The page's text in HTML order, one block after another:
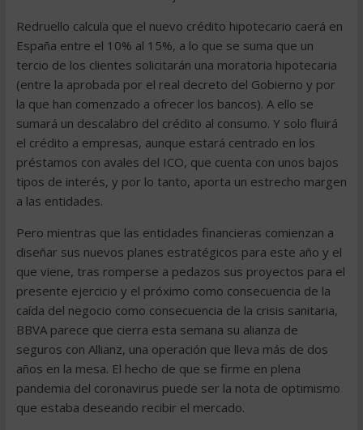
Redruello calcula que el nuevo crédito hipotecario caerá en
España entre el 10% al 15%, a lo que se suma que un
tercio de los clientes solicitarán una moratoria hipotecaria
(entre la aprobada por el real decreto del Gobierno y por
la que han comenzado a ofrecer los bancos). A ello se
sumará un descalabro del crédito al consumo. Y solo fluirá
el crédito a empresas, aunque estará centrado en los
préstamos con avales del ICO, que cuenta con unos bajos
tipos de interés, y por lo tanto, aporta un estrecho margen
a las entidades.
Pero mientras que las entidades financieras comienzan a
diseñar sus nuevos planes estratégicos para este año y el
que viene, tras romperse a pedazos sus proyectos para el
presente ejercicio y el próximo como consecuencia de la
caída del negocio como consecuencia de la crisis sanitaria,
BBVA parece que cierra esta semana su alianza de
seguros con Allianz, una operación que lleva más de dos
años en la mesa. El hecho de que se firme en plena
pandemia del coronavirus puede ser la nota de optimismo
que estaba deseando recibir el mercado.